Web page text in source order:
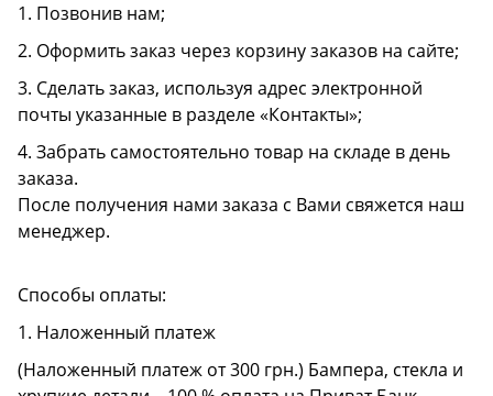
1. Позвонив нам;
2. Оформить заказ через корзину заказов на сайте;
3. Сделать заказ, используя адрес электронной
почты указанные в разделе «Контакты»;
4. Забрать самостоятельно товар на складе в день
заказа.
После получения нами заказа с Вами свяжется наш
менеджер.
Способы оплаты:
1. Наложенный платеж
(Наложенный платеж от 300 грн.) Бампера, стекла и